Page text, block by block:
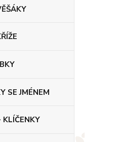
SE JMÉNEM
KLÍČENKY